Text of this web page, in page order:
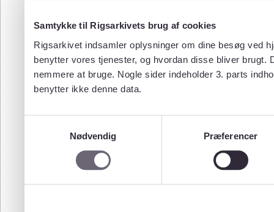
Samtykke til Rigsarkivets brug af cookies
Rigsarkivet indsamler oplysninger om dine besøg ved
benytter vores tjenester, og hvordan disse bliver
nemmere at bruge. Nogle sider indeholder 3. parts
benytter ikke denne data.
Nødvendig
Præferencer